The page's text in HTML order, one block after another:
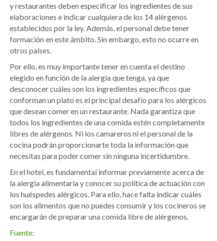
y restaurantes deben especificar los ingredientes de sus
elaboraciones e indicar cualquiera de los 14 alérgenos
establecidos por la ley. Además, el personal debe tener
formación en este ámbito. Sin embargo, esto no ocurre en
otros países.
Por ello, es muy importante tener en cuenta el destino
elegido en función de la alergia que tenga, ya que
desconocer cuáles son los ingredientes específicos que
conforman un plato es el principal desafío para los alérgicos
que desean comer en un restaurante. Nada garantiza que
todos los ingredientes de una comida estén completamente
libres de alérgenos. Ni los camareros ni el personal de la
cocina podrán proporcionarte toda la información que
necesitas para poder comer sin ninguna incertidumbre.
En el hotel, es fundamental informar previamente acerca de
la alergia alimentaria y conocer su política de actuación con
los huéspedes alérgicos. Para ello, hace falta indicar cuáles
son los alimentos que no puedes consumir y los cocineros se
encargarán de preparar una comida libre de alérgenos.
Fuente: